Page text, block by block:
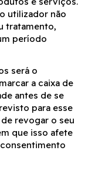
utilizador não
tratamento,
período
será o
a caixa de
antes de se
para esse
revogar o seu
que isso afete